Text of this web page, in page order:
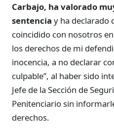
Carbajo, ha valorado
sentencia y ha declarado
coincidido con nosotros
los derechos de mi
inocencia, a no declarar
culpable”, al haber sido
Jefe de la Sección de
Penitenciario sin
derechos.